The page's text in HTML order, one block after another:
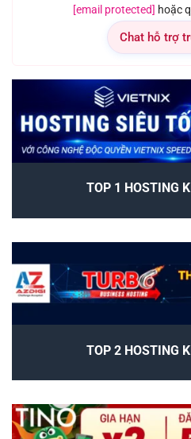
[email protected] hoặc
Chat hỗ trợ
TOP 1 HOSTING
TOP 2 HOSTING